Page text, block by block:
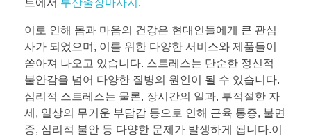
이로 인해 몸과 마음의 건강은 현대인들에게 큰 관심
사가 되었으며, 이를 위한 다양한 서비스와 제품들이
쏟아져 나오고 있습니다. 스트레스는 단순한 정신적
불안감을 넘어 다양한 질병의 원인이 될 수 있습니다.
심리적 스트레스는 물론, 장시간의 일과, 부적절한 자
세, 일상의 무거운 부담감 등으로 인해 근육 통증, 불면
증, 심리적 불안 등 다양한 문제가 발생하게 됩니다.이